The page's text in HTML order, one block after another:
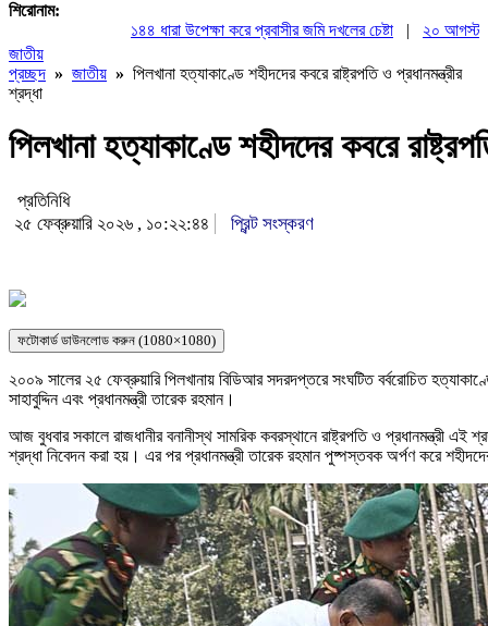
শিরোনাম:
১৪৪ ধারা উপেক্ষা করে প্রবাসীর জমি দখলের চেষ্টা|২০ আগস্ট রাষ্ট্রপতি
জাতীয়
প্রচ্ছদ » জাতীয় » পিলখানা হত্যাকাণ্ডে শহীদদের কবরে রাষ্ট্রপতি ও প্রধানমন্ত্রীর
শ্রদ্ধা
পিলখানা হত্যাকাণ্ডে শহীদদের কবরে
প্রতিনিধি
২৫ ফেব্রুয়ারি ২০২৬ , ১০:২২:৪৪
প্রিন্ট সংস্করণ
ফটোকার্ড ডাউনলোড করুন (1080×1080)
২০০৯ সালের ২৫ ফেব্রুয়ারি পিলখানায় বিডিআর সদরদপ্তরে সংঘটিত বর্বরোচিত
সাহাবুদ্দিন এবং প্রধানমন্ত্রী তারেক রহমান।
আজ বুধবার সকালে রাজধানীর বনানীস্থ সামরিক কবরস্থানে রাষ্ট্রপতি ও প্রধানমন্ত্রী এই
শ্রদ্ধা নিবেদন করা হয়। এর পর প্রধানমন্ত্রী তারেক রহমান পুষ্পস্তবক অর্পণ করে